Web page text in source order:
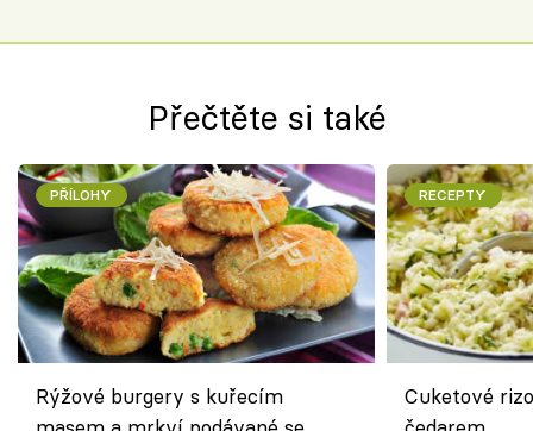
Přečtěte si také
PŘÍLOHY
Rýžové burgery s kuřecím
RECEPTY
Cuketové